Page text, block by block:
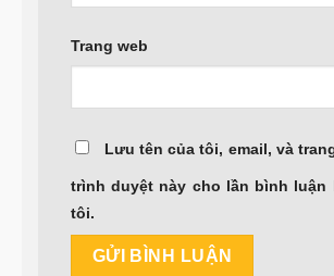
Trang web
Lưu tên của tôi, email, và
trình duyệt này cho lần bình luận
tôi.